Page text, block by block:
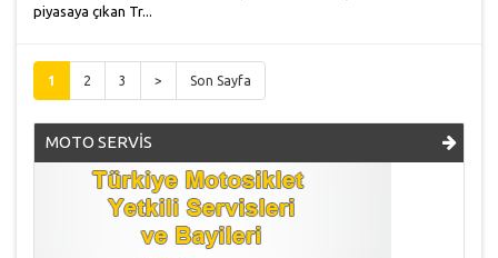
piyasaya çıkan Tr...
1 2 3 > Son Sayfa
MOTO SERVİS